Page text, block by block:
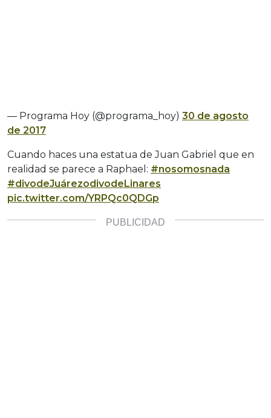
— Programa Hoy (@programa_hoy) 30 de agosto
de 2017
Cuando haces una estatua de Juan Gabriel que en
realidad se parece a Raphael: #nosomosnada
#divodeJuárezodivodeLinares
pic.twitter.com/YRPQc0QDGp